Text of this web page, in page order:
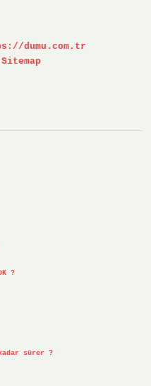
dumu.com.tr
Sitemap
?
sürer ?